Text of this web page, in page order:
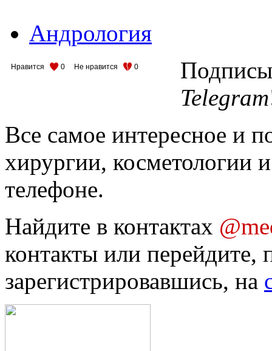
Андрология
Нравится 0 Не нравится 0
Telegram
Все самое интересное и
хирургии, косметологии
телефоне.
Найдите в контактах
контакты или перейдите,
зарегистрировавшись, на